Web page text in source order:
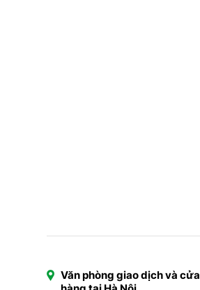
Văn phòng giao dịch và cửa